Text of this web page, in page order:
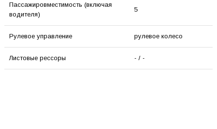
Пассажировместимость (включая
водителя)
5
Рулевое управление рулевое колесо
Листовые рессоры - / -